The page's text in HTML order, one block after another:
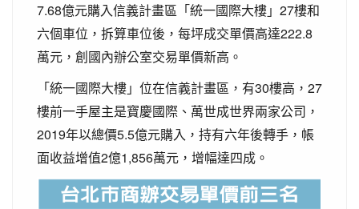
7.68億元購入信義計畫區「統一國際大樓」27樓和
六個車位，拆算車位後，每坪成交單價高達222.8
萬元，創國內辦公室交易單價新高。
「統一國際大樓」位在信義計畫區，有30樓高，27
樓前一手屋主是寶慶國際、萬世成世界兩家公司，
2019年以總價5.5億元購入，持有六年後轉手，帳
面收益增值2億1,856萬元，增幅達四成。